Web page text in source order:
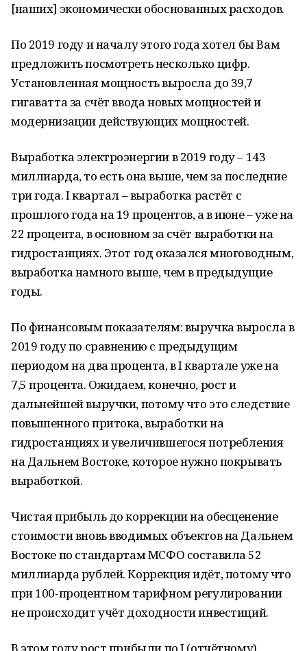
[наших] экономически обоснованных расходов.
По 2019 году и началу этого года хотел бы Вам
предложить посмотреть несколько цифр.
Установленная мощность выросла до 39,7
гигаватта за счёт ввода новых мощностей и
модернизации действующих мощностей.
Выработка электроэнергии в 2019 году – 143
миллиарда, то есть она выше, чем за последние
три года. I квартал – выработка растёт с
прошлого года на 19 процентов, а в июне – уже на
22 процента, в основном за счёт выработки на
гидростанциях. Этот год оказался многоводным,
выработка намного выше, чем в предыдущие
годы.
По финансовым показателям: выручка выросла в
2019 году по сравнению с предыдущим
периодом на два процента, в I квартале уже на
7,5 процента. Ожидаем, конечно, рост и
дальнейшей выручки, потому что это следствие
повышенного притока, выработки на
гидростанциях и увеличившегося потребления
на Дальнем Востоке, которое нужно покрывать
выработкой.
Чистая прибыль до коррекции на обесценение
стоимости вновь вводимых объектов на Дальнем
Востоке по стандартам МСФО составила 52
миллиарда рублей. Коррекция идёт, потому что
при 100-процентном тарифном регулировании
не происходит учёт доходности инвестиций.